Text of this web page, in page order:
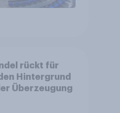
rückt für
Hintergrund
Überzeugung